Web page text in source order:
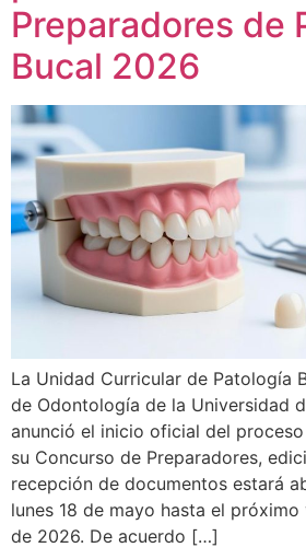
Preparadores de
Bucal 2026
La Unidad Curricular de Patología
de Odontología de la Universidad
anunció el inicio oficial del
su Concurso de Preparadores,
recepción de documentos estará
lunes 18 de mayo hasta el
de 2026. De acuerdo […]